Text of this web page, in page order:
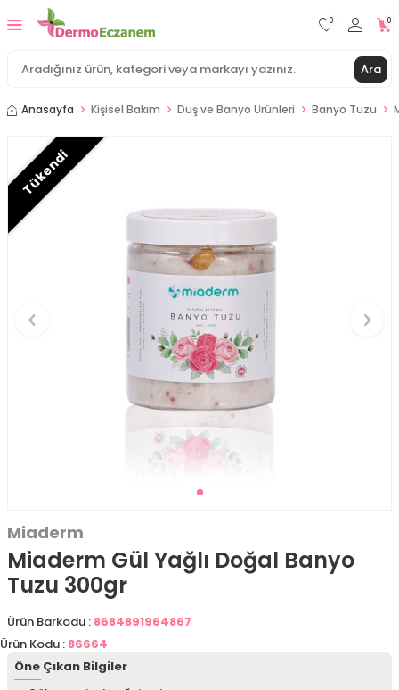
Ara
0 0
Anasayfa Kişisel Bakım Duş ve Banyo Ürünleri Banyo Tuzu
Tükendi
Miaderm
Miaderm Gül Yağlı Doğal Banyo
Tuzu 300gr
Ürün Barkodu : 8684891964867
Ürün Kodu : 86664
Öne Çıkan Bilgiler